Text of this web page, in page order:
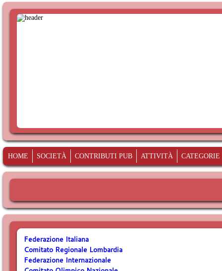
HOME SOCIETÀ CONTRIBUTI PUB ATTIVITÀ CATEGORIE
Federazione Italiana
Comitato Regionale Lombardia
Federazione Internazionale